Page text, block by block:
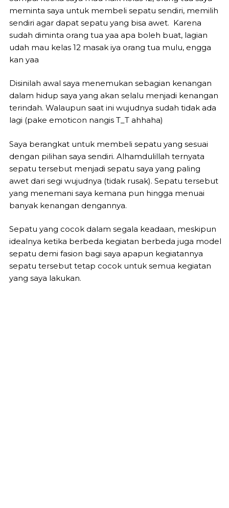
meminta saya untuk membeli sepatu sendiri, memilih
sendiri agar dapat sepatu yang bisa awet. Karena
sudah diminta orang tua yaa apa boleh buat, lagian
udah mau kelas 12 masak iya orang tua mulu, engga
kan yaa
Disinilah awal saya menemukan sebagian kenangan
dalam hidup saya yang akan selalu menjadi kenangan
terindah. Walaupun saat ini wujudnya sudah tidak ada
lagi (pake emoticon nangis T_T ahhaha)
Saya berangkat untuk membeli sepatu yang sesuai
dengan pilihan saya sendiri. Alhamdulillah ternyata
sepatu tersebut menjadi sepatu saya yang paling
awet dari segi wujudnya (tidak rusak). Sepatu tersebut
yang menemani saya kemana pun hingga menuai
banyak kenangan dengannya.
Sepatu yang cocok dalam segala keadaan, meskipun
idealnya ketika berbeda kegiatan berbeda juga model
sepatu demi fasion bagi saya apapun kegiatannya
sepatu tersebut tetap cocok untuk semua kegiatan
yang saya lakukan.